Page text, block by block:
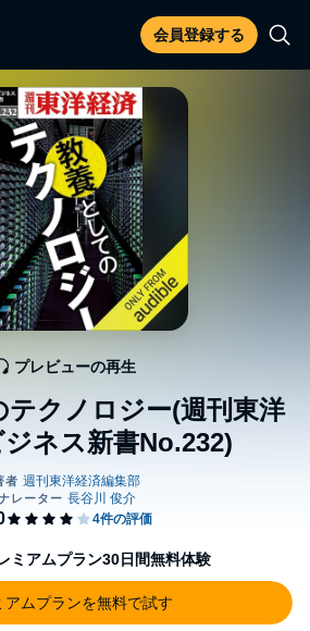
会員登録する
テクノロジー(週刊東洋
ネス新書No.232)
プレビューの再生
ミアムプラン30日間無料体験
アムプランを無料で試す